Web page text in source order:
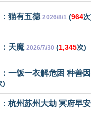
猫有五德 2026/8/1 (964
天魔 2026/7/30 (1,345次)
一饭一衣解危困 种善
)
杭州苏州大劫 冥府早